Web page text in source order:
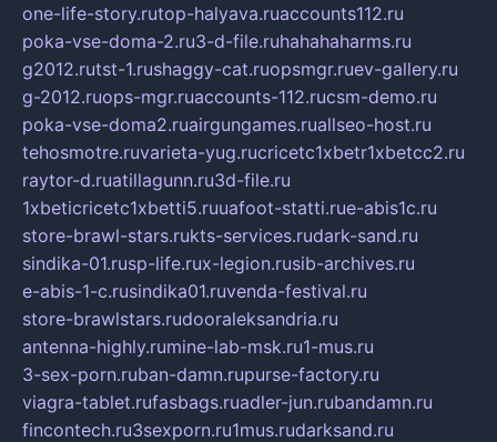
one-life-story.rutop-halyava.ruaccounts112.ru
poka-vse-doma-2.ru3-d-file.ruhahahaharms.ru
g2012.rutst-1.rushaggy-cat.ruopsmgr.ruev-gallery.ru
g-2012.ruops-mgr.ruaccounts-112.rucsm-demo.ru
poka-vse-doma2.ruairgungames.ruallseo-host.ru
tehosmotre.ruvarieta-yug.rucricetc1xbetr1xbetcc2.ru
raytor-d.ruatillagunn.ru3d-file.ru
1xbeticricetc1xbetti5.ruuafoot-statti.rue-abis1c.ru
store-brawl-stars.rukts-services.rudark-sand.ru
sindika-01.rusp-life.rux-legion.rusib-archives.ru
e-abis-1-c.rusindika01.ruvenda-festival.ru
store-brawlstars.rudooraleksandria.ru
antenna-highly.rumine-lab-msk.ru1-mus.ru
3-sex-porn.ruban-damn.rupurse-factory.ru
viagra-tablet.rufasbags.ruadler-jun.rubandamn.ru
fincontech.ru3sexporn.ru1mus.rudarksand.ru